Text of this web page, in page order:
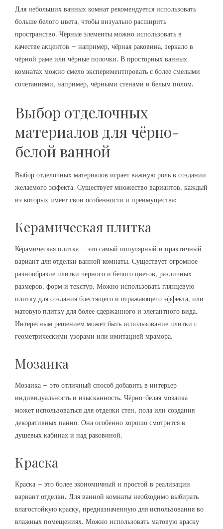
Для небольших ванных комнат рекомендуется использовать
больше белого цвета, чтобы визуально расширить
пространство. Чёрные элементы можно использовать в
качестве акцентов – например, чёрная раковина, зеркало в
чёрной раме или чёрные полочки. В просторных ванных
комнатах можно смело экспериментировать с более смелыми
сочетаниями, например, чёрными стенами и белым полом.
Выбор отделочных
материалов для чёрно-
белой ванной
Выбор отделочных материалов играет важную роль в создании
желаемого эффекта. Существует множество вариантов, каждый
из которых имеет свои особенности и преимущества:
Керамическая плитка
Керамическая плитка – это самый популярный и практичный
вариант для отделки ванной комнаты. Существует огромное
разнообразие плитки чёрного и белого цветов, различных
размеров, форм и текстур. Можно использовать глянцевую
плитку для создания блестящего и отражающего эффекта, или
матовую плитку для более сдержанного и элегантного вида.
Интересным решением может быть использование плитки с
геометрическими узорами или имитацией мрамора.
Мозаика
Мозаика – это отличный способ добавить в интерьер
индивидуальность и изысканность. Чёрно-белая мозаика
может использоваться для отделки стен, пола или создания
декоративных панно. Она особенно хорошо смотрится в
душевых кабинах и над раковиной.
Краска
Краска – это более экономичный и простой в реализации
вариант отделки. Для ванной комнаты необходимо выбирать
влагостойкую краску, предназначенную для использования во
влажных помещениях. Можно использовать матовую краску